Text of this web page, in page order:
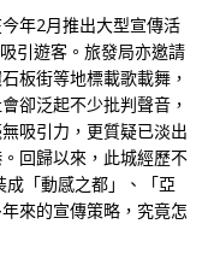
年2月推出大型宣傳活
引遊客。旅發局亦邀請
板街等地標載歌載舞，
卻泛起不少批判聲音，
吸引力，更質疑已淡出
回歸以來，此城經歷不
「動感之都」、「亞
來的宣傳策略，究竟怎